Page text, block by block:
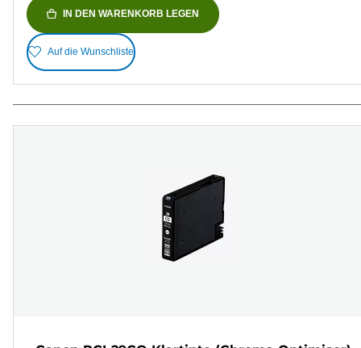
IN DEN WARENKORB LEGEN
Auf die Wunschliste